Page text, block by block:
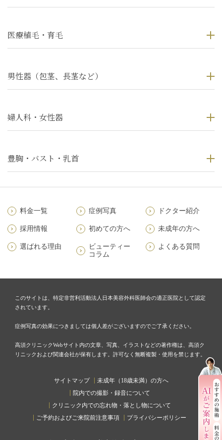
医療植毛・育毛
男性器（包茎、長茎など）
婦人科・女性器
豊胸・バスト・乳首
料金一覧 症例写真 ドクター紹介
採用情報 初めての方へ 未成年の方へ
選ばれる理由
ビューティー
コラム
よくある質問
このサイトは、特定非営利活動法人日本美容外科医師会の適正医院として認定
されています。
症例写真の効果につきましては個人差がございますのでご了承ください。
高須クリニックWebサイト内の文章、写真、イラストなどの著作権は、高須ク
リニックおよび関連会社が保有します。許可なく無断複製・使用を禁じます。
サイトマップ
未成年（18歳未満）の方へ
院内での撮影・録音について
クリニック内での忘れ物・落とし物について
ご予約およびご来院前注意事項
プライバシーポリシー